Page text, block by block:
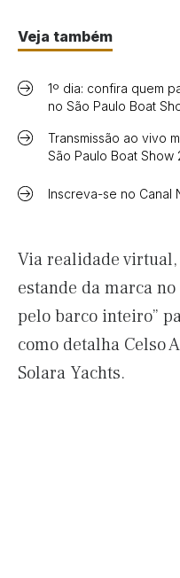
Veja também
1º dia: confira quem
no São Paulo Boat
Transmissão ao vivo
São Paulo Boat Show
Inscreva-se no Canal
Via realidade
estande da marca no
pelo barco inteiro”
como detalha Celso
Solara Yachts.